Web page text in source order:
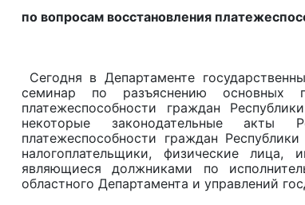
по вопросам восстановления
Сегодня в Департаменте
семинар по разъяснению основных
платежеспособности граждан
некоторые законодательные акты
платежеспособности граждан
налогоплательщики, физические
являющиеся должниками по
областного Департамента и управлений